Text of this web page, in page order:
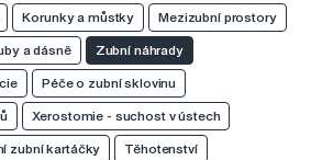
Korunky a můstky Mezizubní prostory
a dásně Zubní náhrady
Péče o zubní sklovinu
Xerostomie - suchost v ústech
zubní kartáčky Těhotenství